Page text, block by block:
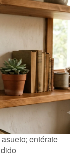
entérate